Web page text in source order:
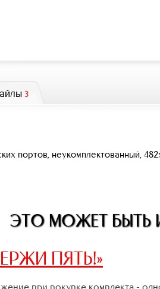
3
портов, неукомплектованный,
ЭТО МОЖЕТ БЫТЬ
ПЯТЬ!»
при покупке комплекта -